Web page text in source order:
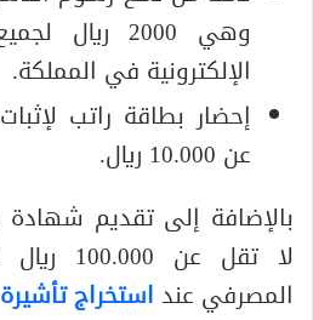
وهي 2000
الإلكترونية في المملكة.
إحضار بطاقة راتب
عن 10.000 ريال.
بالإضافة إلى تقديم
لا تقل
المصرفي عنداستخراج